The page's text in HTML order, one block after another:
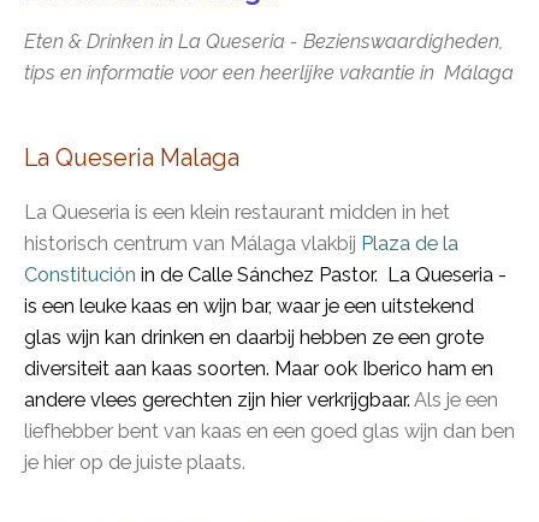
Eten & Drinken in La Queseria - Bezienswaardigheden,
tips en informatie voor een heerlijke vakantie in Málaga
La Queseria Malaga
La Queseria is een klein restaurant midden in het
historisch centrum van Málaga vlakbij Plaza de la
Constitución in de Calle Sánchez Pastor. La Queseria -
is een leuke kaas en wijn bar, waarje een uitstekend
glas wijn kan drinken en daarbij hebben ze een grote
diversiteit aan kaas soorten. Maar ook Iberico ham en
andere vlees gerechten zijn hier verkrijgbaar.Als je een
liefhebber bent van kaas en een goed glas wijn dan ben
je hier op de juiste plaats.